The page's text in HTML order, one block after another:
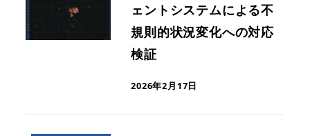
ェントシステムによる不
規則的状況変化への対応
検証
2026年2月17日